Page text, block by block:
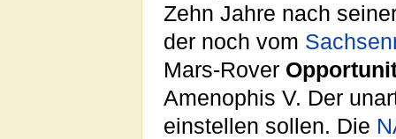
Zehn Jahre nach
der noch vom
Mars-Rover
Amenophis V. Der
einstellen sollen. Die